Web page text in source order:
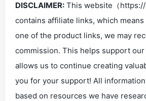
DISCLAIMER: This website（https://
contains affiliate links, which
one of the product links, we may
commission. This helps support
allows us to continue creating
you for your support! All
based on resources we have